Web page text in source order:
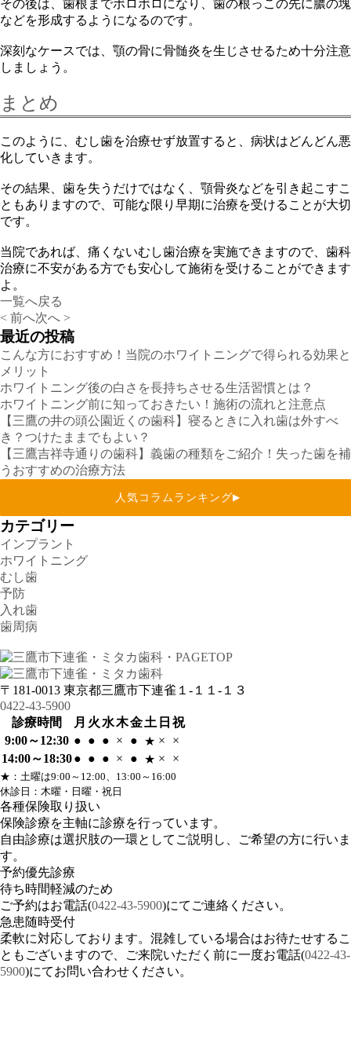
その後は、歯根までボロボロになり、歯の根っこの先に膿の塊
などを形成するようになるのです。
深刻なケースでは、顎の骨に骨髄炎を生じさせるため十分注意
しましょう。
まとめ
このように、むし歯を治療せず放置すると、病状はどんどん悪
化していきます。
その結果、歯を失うだけではなく、顎骨炎などを引き起こすこ
ともありますので、可能な限り早期に治療を受けることが大切
です。
当院であれば、痛くないむし歯治療を実施できますので、歯科
治療に不安がある方でも安心して施術を受けることができます
よ。
一覧へ戻る
< 前へ次へ >
最近の投稿
こんな方におすすめ！当院のホワイトニングで得られる効果と
メリット
ホワイトニング後の白さを長持ちさせる生活習慣とは？
ホワイトニング前に知っておきたい！施術の流れと注意点
【三鷹の井の頭公園近くの歯科】寝るときに入れ歯は外すべ
き？つけたままでもよい？
【三鷹吉祥寺通りの歯科】義歯の種類をご紹介！失った歯を補
うおすすめの治療方法
▶
人気コラムランキング
カテゴリー
インプラント
ホワイトニング
むし歯
予防
入れ歯
歯周病
〒181-0013 東京都三鷹市下連雀１-１１-１３
0422-43-5900
診療時間
月 火 水木金土 日 祝
9:00～12:30 ● ● ● × ● ★ ×
×
14:00～18:30● ● ● × ● ★ × ×
★ ：土曜は9:00～12:00、13:00～16:00
休診日：木曜・日曜・祝日
各種保険取り扱い
保険診療を主軸に診療を行っています。
自由診療は選択肢の一環としてご説明し、ご希望の方に行いま
す。
予約優先診療
待ち時間軽減のため
ご予約はお電話(0422-43-5900)にてご連絡ください。
急患随時受付
柔軟に対応しております。混雑している場合はお待たせするこ
ともございますので、ご来院いただく前に一度お電話(0422-43-
5900)にてお問い合わせください。